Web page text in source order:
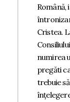
Română,
Cristea.
numirea
pregăti
trebuie